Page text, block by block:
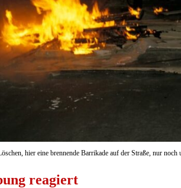
hier eine brennende Barrikade auf der Straße, nur
reagiert